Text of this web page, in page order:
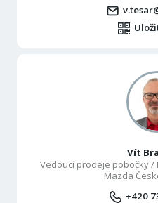
Vít
Vedoucí prodeje pobočky
Mazda
+420